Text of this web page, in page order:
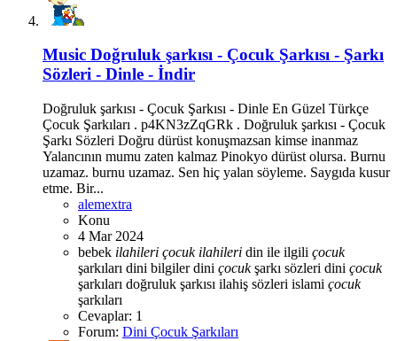
Music Doğruluk şarkısı - Çocuk Şarkısı - Şarkı
Sözleri - Dinle - İndir
Doğruluk şarkısı - Çocuk Şarkısı - Dinle En Güzel Türkçe
Çocuk Şarkıları . p4KN3zZqGRk . Doğruluk şarkısı - Çocuk
Şarkı Sözleri Doğru dürüst konuşmazsan kimse inanmaz
Yalancının mumu zaten kalmaz Pinokyo dürüst olursa. Burnu
uzamaz. burnu uzamaz. Sen hiç yalan söyleme. Saygıda kusur
etme. Bir...
alemextra
Konu
4 Mar 2024
bebek ilahileri çocuk ilahileri din ile ilgili çocuk
şarkıları dini bilgilerdini çocukşarkı sözleri dini çocuk
şarkıları doğruluk şarkısı ilahiş sözleri islami çocuk
şarkıları
Cevaplar: 1
Forum: Dini Çocuk Şarkıları